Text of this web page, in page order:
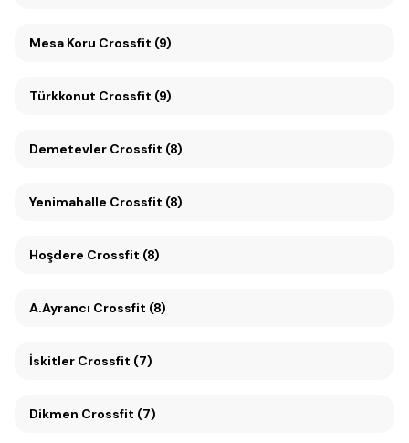
Mesa Koru Crossfit (9)
Türkkonut Crossfit (9)
Demetevler Crossfit (8)
Yenimahalle Crossfit (8)
Hoşdere Crossfit (8)
A.Ayrancı Crossfit (8)
İskitler Crossfit (7)
Dikmen Crossfit (7)